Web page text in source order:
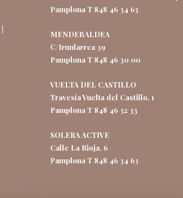
Pamplona T 848 46 34 63
MENDEBALDEA
C/Irunlarrea 39
Pamplona T 848 46 30 00
VUELTA DEL CASTILLO
Travesía Vuelta del Castillo, 1
Pamplona T 848 46 32 33
SOLERA ACTIVE
Calle La Rioja, 6
Pamplona T 848 46 34 63